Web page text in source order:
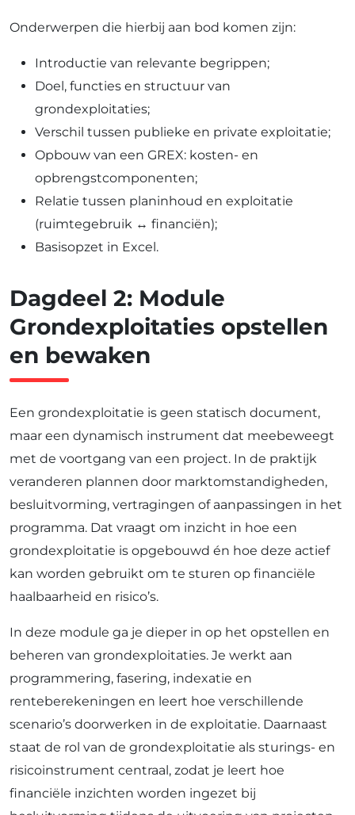
Onderwerpen die hierbij aan bod komen zijn:
Introductie van relevante begrippen;
Doel, functies en structuur van
grondexploitaties;
Verschil tussen publieke en private exploitatie;
Opbouw van een GREX: kosten- en
opbrengstcomponenten;
Relatie tussen planinhoud en exploitatie
(ruimtegebruik ↔ financiën);
Basisopzet in Excel.
Dagdeel 2: Module
Grondexploitaties opstellen
en bewaken
Een grondexploitatie is geen statisch document,
maar een dynamisch instrument dat meebeweegt
met de voortgang van een project. In de praktijk
veranderen plannen door marktomstandigheden,
besluitvorming, vertragingen of aanpassingen in het
programma. Dat vraagt om inzicht in hoe een
grondexploitatie is opgebouwd én hoe deze actief
kan worden gebruikt om te sturen op financiële
haalbaarheid en risico’s.
In deze module ga je dieper in op het opstellen en
beheren van grondexploitaties. Je werkt aan
programmering, fasering, indexatie en
renteberekeningen en leert hoe verschillende
scenario’s doorwerken in de exploitatie. Daarnaast
staat de rol van de grondexploitatie als sturings- en
risicoinstrument centraal, zodat je leert hoe
financiële inzichten worden ingezet bij